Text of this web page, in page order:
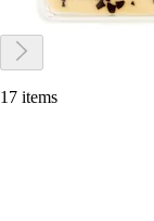
17 items